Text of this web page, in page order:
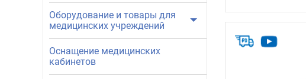
Оборудование и товары для
медицинских учреждений
Оснащение медицинских
кабинетов